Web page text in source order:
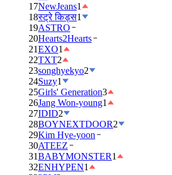
17NewJeans1
18स्ट्रे किड्स1
19ASTRO
20Hearts2Hearts
21EXO1
22TXT2
23songhyekyo2
24Suzy1
25Girls' Generation3
26Jang Won-young1
27IDID2
28BOYNEXTDOOR2
29Kim Hye-yoon
30ATEEZ
31BABYMONSTER1
32ENHYPEN1